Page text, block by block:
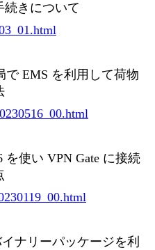
続きについて
で EMS を利用して荷物
を使い VPN Gate に接続
ナリーパッケージを利